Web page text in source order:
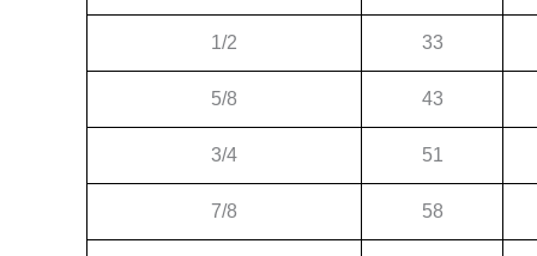
1/2 33
5/8 43
3/4 51
7/8 58